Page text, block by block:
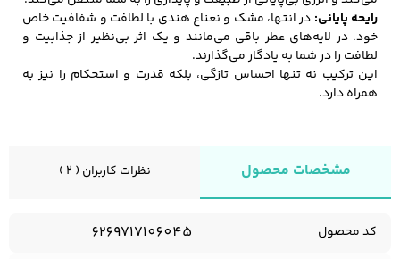
رایحه پایانی: در انتها، مشک و نعناع هندی با لطافت و شفافیت خاص
خود، در لایه‌های عطر باقی می‌مانند و یک اثر بی‌نظیر از جذابیت و
لطافت را در شما به یادگار می‌گذارند.
این ترکیب نه تنها احساس تازگی، بلکه قدرت و استحکام را نیز به
همراه دارد.
مشخصات محصول نظرات کاربران ( 2 )
کد محصول 6269717106045